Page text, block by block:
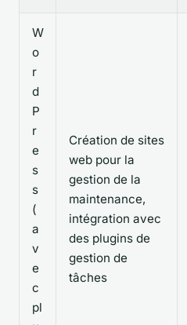
W
o
r
d
P
r
e
s
s
(
a
v
e
c
pl
Création de sites
web pour la
gestion de la
maintenance,
intégration avec
des plugins de
gestion de
tâches